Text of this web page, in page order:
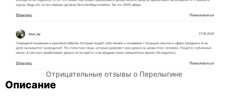
Отрицательные отзывы о Перелыгине
Описание